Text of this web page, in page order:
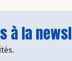
à la